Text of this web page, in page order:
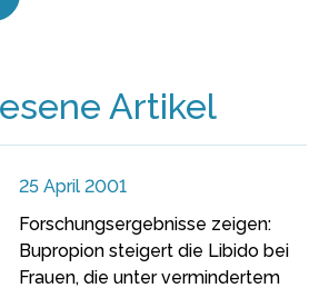
Artikel
25 April 2001
Forschungsergebnisse zeigen:
Bupropion steigert die Libido bei
Frauen, die unter vermindertem